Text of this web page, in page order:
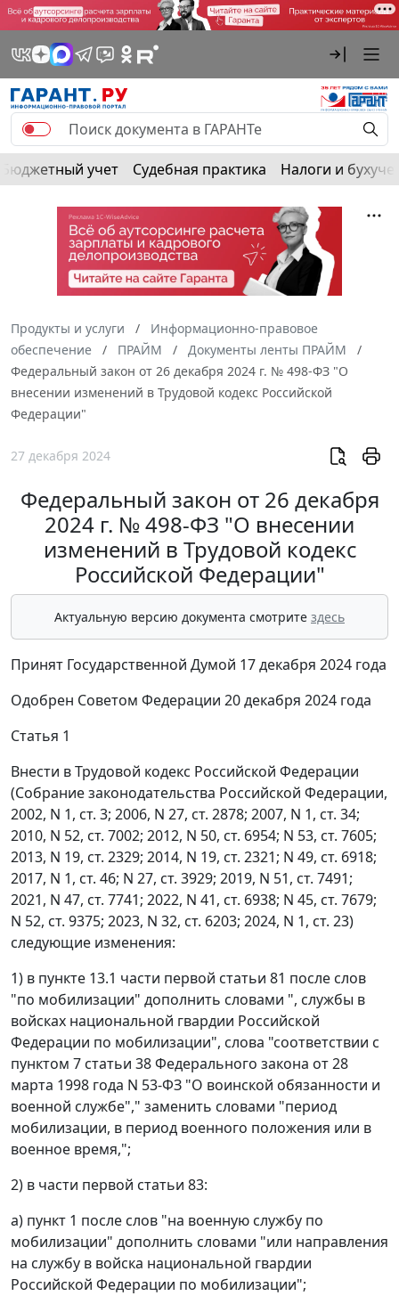
Бюджетный учет Судебная практика Налоги и
Продукты и услуги
Информационно-правовое
обеспечение
ПРАЙМ
Документы ленты ПРАЙМ
Федеральный закон от 26 декабря 2024 г. № 498-ФЗ "О
внесении изменений в Трудовой кодекс Российской
Федерации"
27 декабря 2024
Федеральный закон от 26 декабря
2024 г. № 498-ФЗ "О внесении
изменений в Трудовой кодекс
Российской Федерации"
Актуальную версию документа смотрите здесь
Принят Государственной Думой 17 декабря 2024 года
Одобрен Советом Федерации 20 декабря 2024 года
Статья 1
Внести в Трудовой кодекс Российской Федерации
(Собрание законодательства Российской Федерации,
2002, N 1, ст. 3; 2006, N 27, ст. 2878; 2007, N 1, ст. 34;
2010, N 52, ст. 7002; 2012, N 50, ст. 6954; N 53, ст. 7605;
2013, N 19, ст. 2329; 2014, N 19, ст. 2321; N 49, ст. 6918;
2017, N 1, ст. 46; N 27, ст. 3929; 2019, N 51, ст. 7491;
2021, N 47, ст. 7741; 2022, N 41, ст. 6938; N 45, ст. 7679;
N 52, ст. 9375; 2023, N 32, ст. 6203; 2024, N 1, ст. 23)
следующие изменения:
1) в пункте 13.1 части первой статьи 81 после слов
"по мобилизации" дополнить словами ", службы в
войсках национальной гвардии Российской
Федерации по мобилизации", слова "соответствии с
пунктом 7 статьи 38 Федерального закона от 28
марта 1998 года N 53-ФЗ "О воинской обязанности и
военной службе"," заменить словами "период
мобилизации, в период военного положения или в
военное время,";
2) в части первой статьи 83:
а) пункт 1 после слов "на военную службу по
мобилизации" дополнить словами "или направления
на службу в войска национальной гвардии
Российской Федерации по мобилизации";